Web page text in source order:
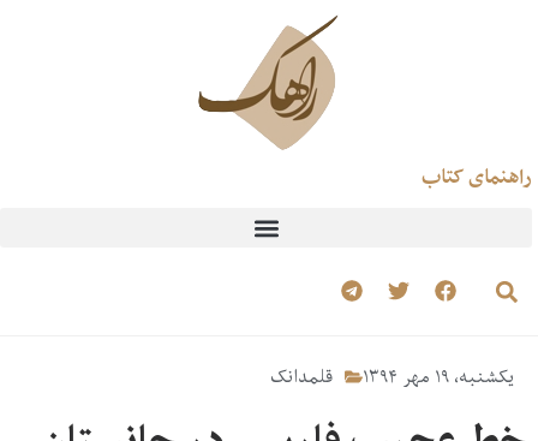
راهنمای کتاب
یکشنبه، ۱۹ مهر ۱۳۹۴ قلمدانک